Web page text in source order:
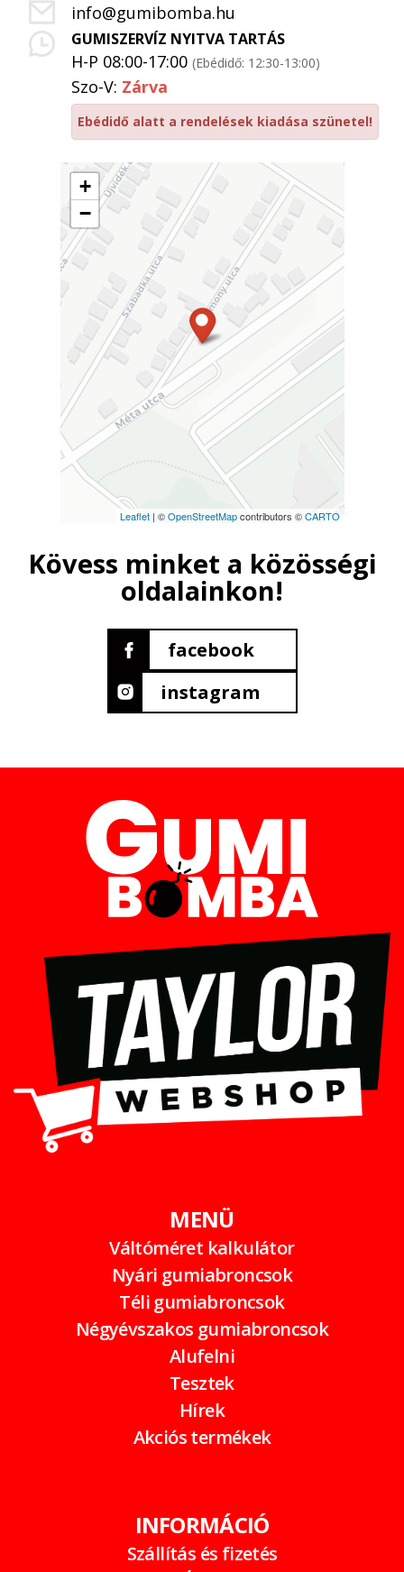
+
−
Leaflet| ©OpenStreetMapcontributors ©CARTO
info@gumibomba.hu
GUMISZERVÍZ NYITVA TARTÁS
H-P 08:00-17:00 (Ebédidő: 12:30-13:00)
Szo-V: Zárva
Ebédidő alatt a rendelések kiadása szünetel!
Kövess minket a közösségi
oldalainkon!
facebook
instagram
MENÜ
Váltóméret kalkulátor
Nyári gumiabroncsok
Téli gumiabroncsok
Négyévszakos gumiabroncsok
Alufelni
Tesztek
Hírek
Akciós termékek
INFORMÁCIÓ
Szállítás és fizetés